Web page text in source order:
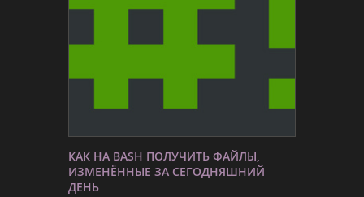
КАК НА BASH ПОЛУЧИТЬ ФАЙЛЫ,
ИЗМЕНЁННЫЕ ЗА СЕГОДНЯШНИЙ
ДЕНЬ